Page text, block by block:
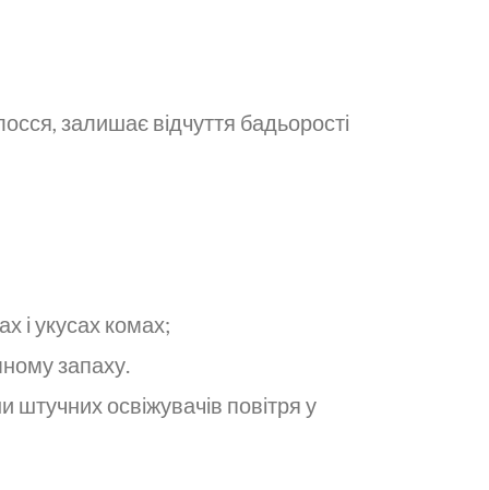
залишає відчуття бадьорості
і укусах комах;
запаху.
освіжувачів повітря у